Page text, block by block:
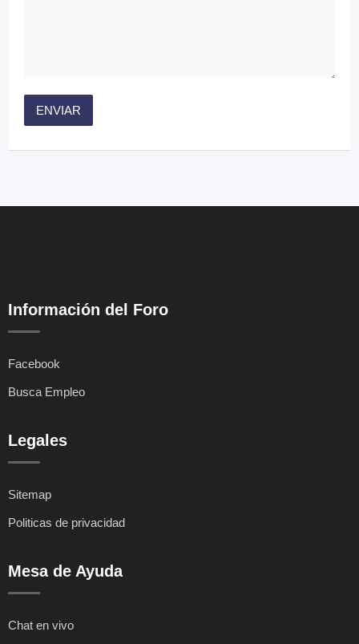
Información del Foro
Facebook
Busca Empleo
Legales
Sitemap
Politicas de privacidad
Mesa de Ayuda
Chat en vivo